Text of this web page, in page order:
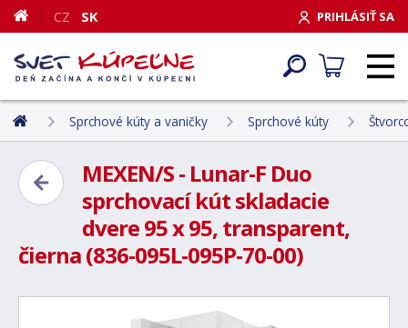
PRIHLÁSIŤ SA
CZ SK
Sprchové kúty a vaničky Sprchové kúty
MEXEN/S - Lunar-F Duo
sprchovací kút skladacie
dvere 95 x 95, transparent,
čierna (836-095L-095P-70-00)